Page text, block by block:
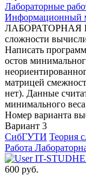
Лабораторные
Информационный
ЛАБОРАТОРНАЯ
сложности
Написать
остов
матрицей
нет). Данные
минимального
Номер варианта
Вариант 3
СибГУТИ Теория
Работа
IT-
600 руб.